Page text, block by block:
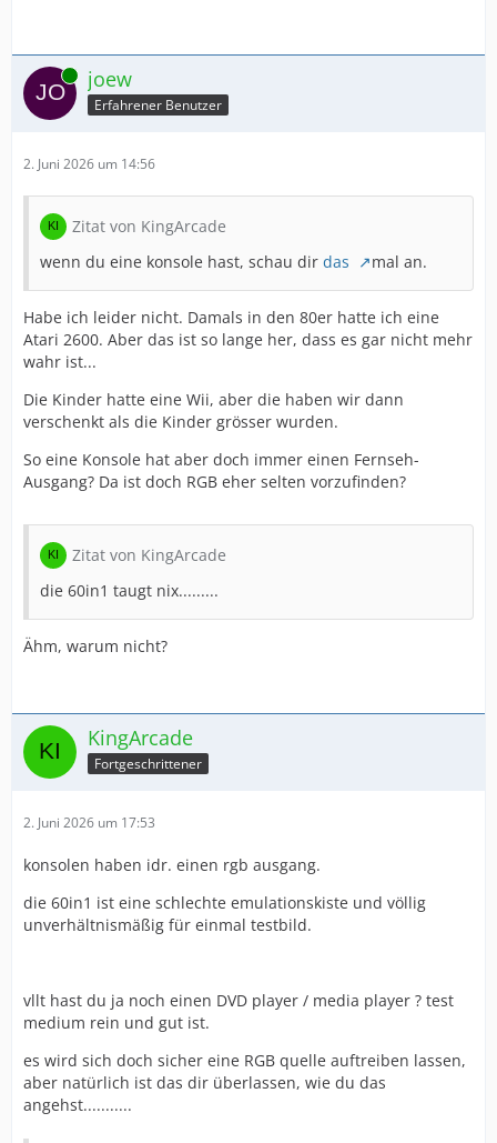
Online joew
Erfahrener Benutzer
2. Juni 2026 um 14:56
Zitat von KingArcade
wenn du eine konsole hast, schau dir das mal an.
Habe ich leider nicht. Damals in den 80er hatte ich eine
Atari 2600. Aber das ist so lange her, dass es gar nicht mehr
wahr ist...
Die Kinder hatte eine Wii, aber die haben wir dann
verschenkt als die Kinder grösser wurden.
So eine Konsole hat aber doch immer einen Fernseh-
Ausgang? Da ist doch RGB eher selten vorzufinden?
Zitat von KingArcade
die 60in1 taugt nix.........
Ähm, warum nicht?
KingArcade
Fortgeschrittener
2. Juni 2026 um 17:53
konsolen haben idr. einen rgb ausgang.
die 60in1 ist eine schlechte emulationskiste und völlig
unverhältnismäßig für einmal testbild.
vllt hast du ja noch einen DVD player / media player ? test
medium rein und gut ist.
es wird sich doch sicher eine RGB quelle auftreiben lassen,
aber natürlich ist das dir überlassen, wie du das
angehst...........